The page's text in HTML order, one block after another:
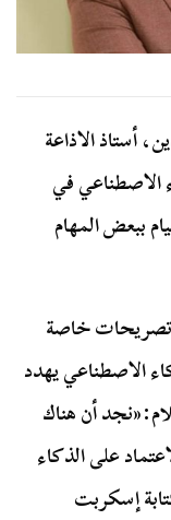
أستاذ الاذاعة
الاصطناعي في
ببعض المهام
خاصة
الاصطناعي يهدد
أن هناك
على الذكاء
إسكربت